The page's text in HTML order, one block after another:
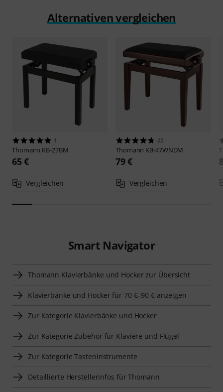
Alternativen vergleichen
1
Thomann KB-27BM
65 €
Vergleichen
22
Thomann KB-47WNDM
79 €
Vergleichen
Smart Navigator
Thomann Klavierbänke und Hocker zur Übersicht
Klavierbänke und Hocker für 70 €–90 € anzeigen
Zur Kategorie Klavierbänke und Hocker
Zur Kategorie Zubehör für Klaviere und Flügel
Zur Kategorie Tasteninstrumente
Detaillierte Herstellerinfos für Thomann